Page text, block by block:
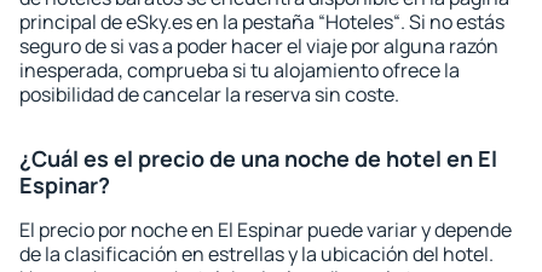
principal de eSky.es en la pestaña “Hoteles“. Si no estás
seguro de si vas a poder hacer el viaje por alguna razón
inesperada, comprueba si tu alojamiento ofrece la
posibilidad de cancelar la reserva sin coste.
¿Cuál es el precio de una noche de hotel en El
Espinar?
El precio por noche en El Espinar puede variar y depende
de la clasificación en estrellas y la ubicación del hotel.